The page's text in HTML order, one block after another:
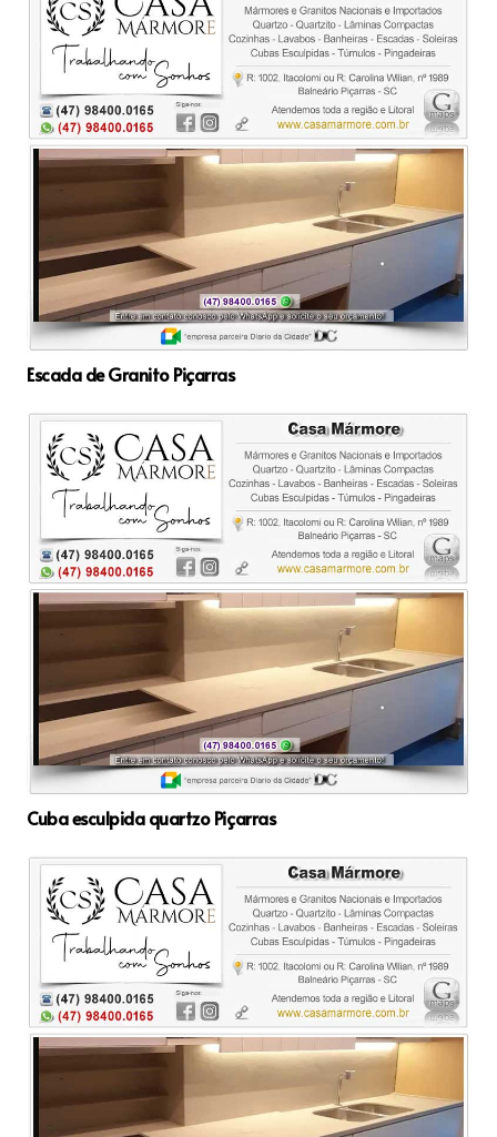
Escada de Granito Piçarras
Cuba esculpida quartzo Piçarras